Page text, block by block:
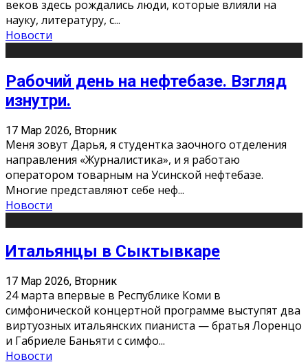
веков здесь рождались люди, которые влияли на
науку, литературу, с...
Новости
Рабочий день на нефтебазе. Взгляд
изнутри.
17 Мар 2026, Вторник
Меня зовут Дарья, я студентка заочного отделения
направления «Журналистика», и я работаю
оператором товарным на Усинской нефтебазе.
Многие представляют себе неф...
Новости
Итальянцы в Сыктывкаре
17 Мар 2026, Вторник
24 марта впервые в Республике Коми в
симфонической концертной программе выступят два
виртуозных итальянских пианиста — братья Лоренцо
и Габриеле Баньяти с симфо...
Новости